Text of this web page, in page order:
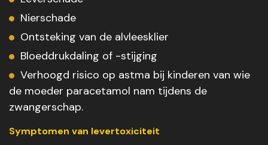
Nierschade
Ontsteking van de alvleesklier
Bloeddrukdaling of -stijging
Verhoogd risico op astma bij kinderen van wie
de moeder paracetamol nam tijdens de
zwangerschap.
Symptomen van levertoxiciteit